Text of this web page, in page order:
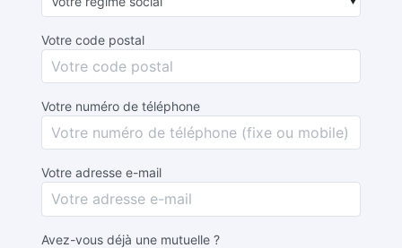
Votre code postal
Votre numéro de téléphone
Votre adresse e-mail
Avez-vous déjà une mutuelle ?